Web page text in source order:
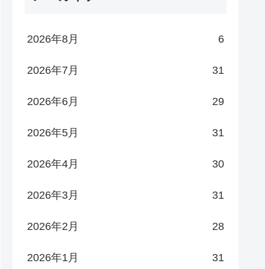
2026年8月 6
2026年7月 31
2026年6月 29
2026年5月 31
2026年4月 30
2026年3月 31
2026年2月 28
2026年1月 31